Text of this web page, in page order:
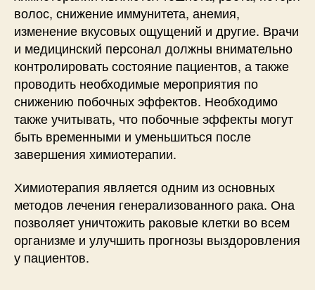
волос, снижение иммунитета, анемия,
изменение вкусовых ощущений и другие. Врачи
и медицинский персонал должны внимательно
контролировать состояние пациентов, а также
проводить необходимые мероприятия по
снижению побочных эффектов. Необходимо
также учитывать, что побочные эффекты могут
быть временными и уменьшиться после
завершения химиотерапии.
Химиотерапия является одним из основных
методов лечения генерализованного рака. Она
позволяет уничтожить раковые клетки во всем
организме и улучшить прогнозы выздоровления
у пациентов.